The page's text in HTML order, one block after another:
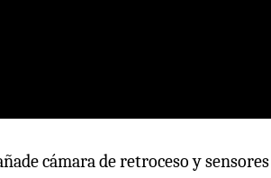
cámara de retroceso y